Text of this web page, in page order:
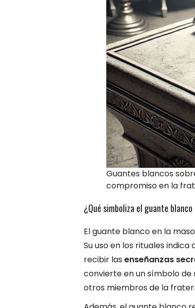
Guantes blancos
compromiso en la
¿Qué simboliza el guante
El guante blanco en la
Su uso en los rituales
recibir las enseñanzas
convierte en un símbolo de
otros miembros de la